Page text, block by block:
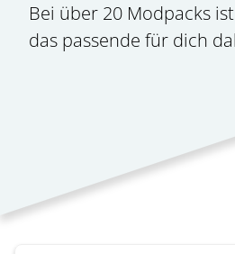
Bei über 20 Modpacks
das passende für dich